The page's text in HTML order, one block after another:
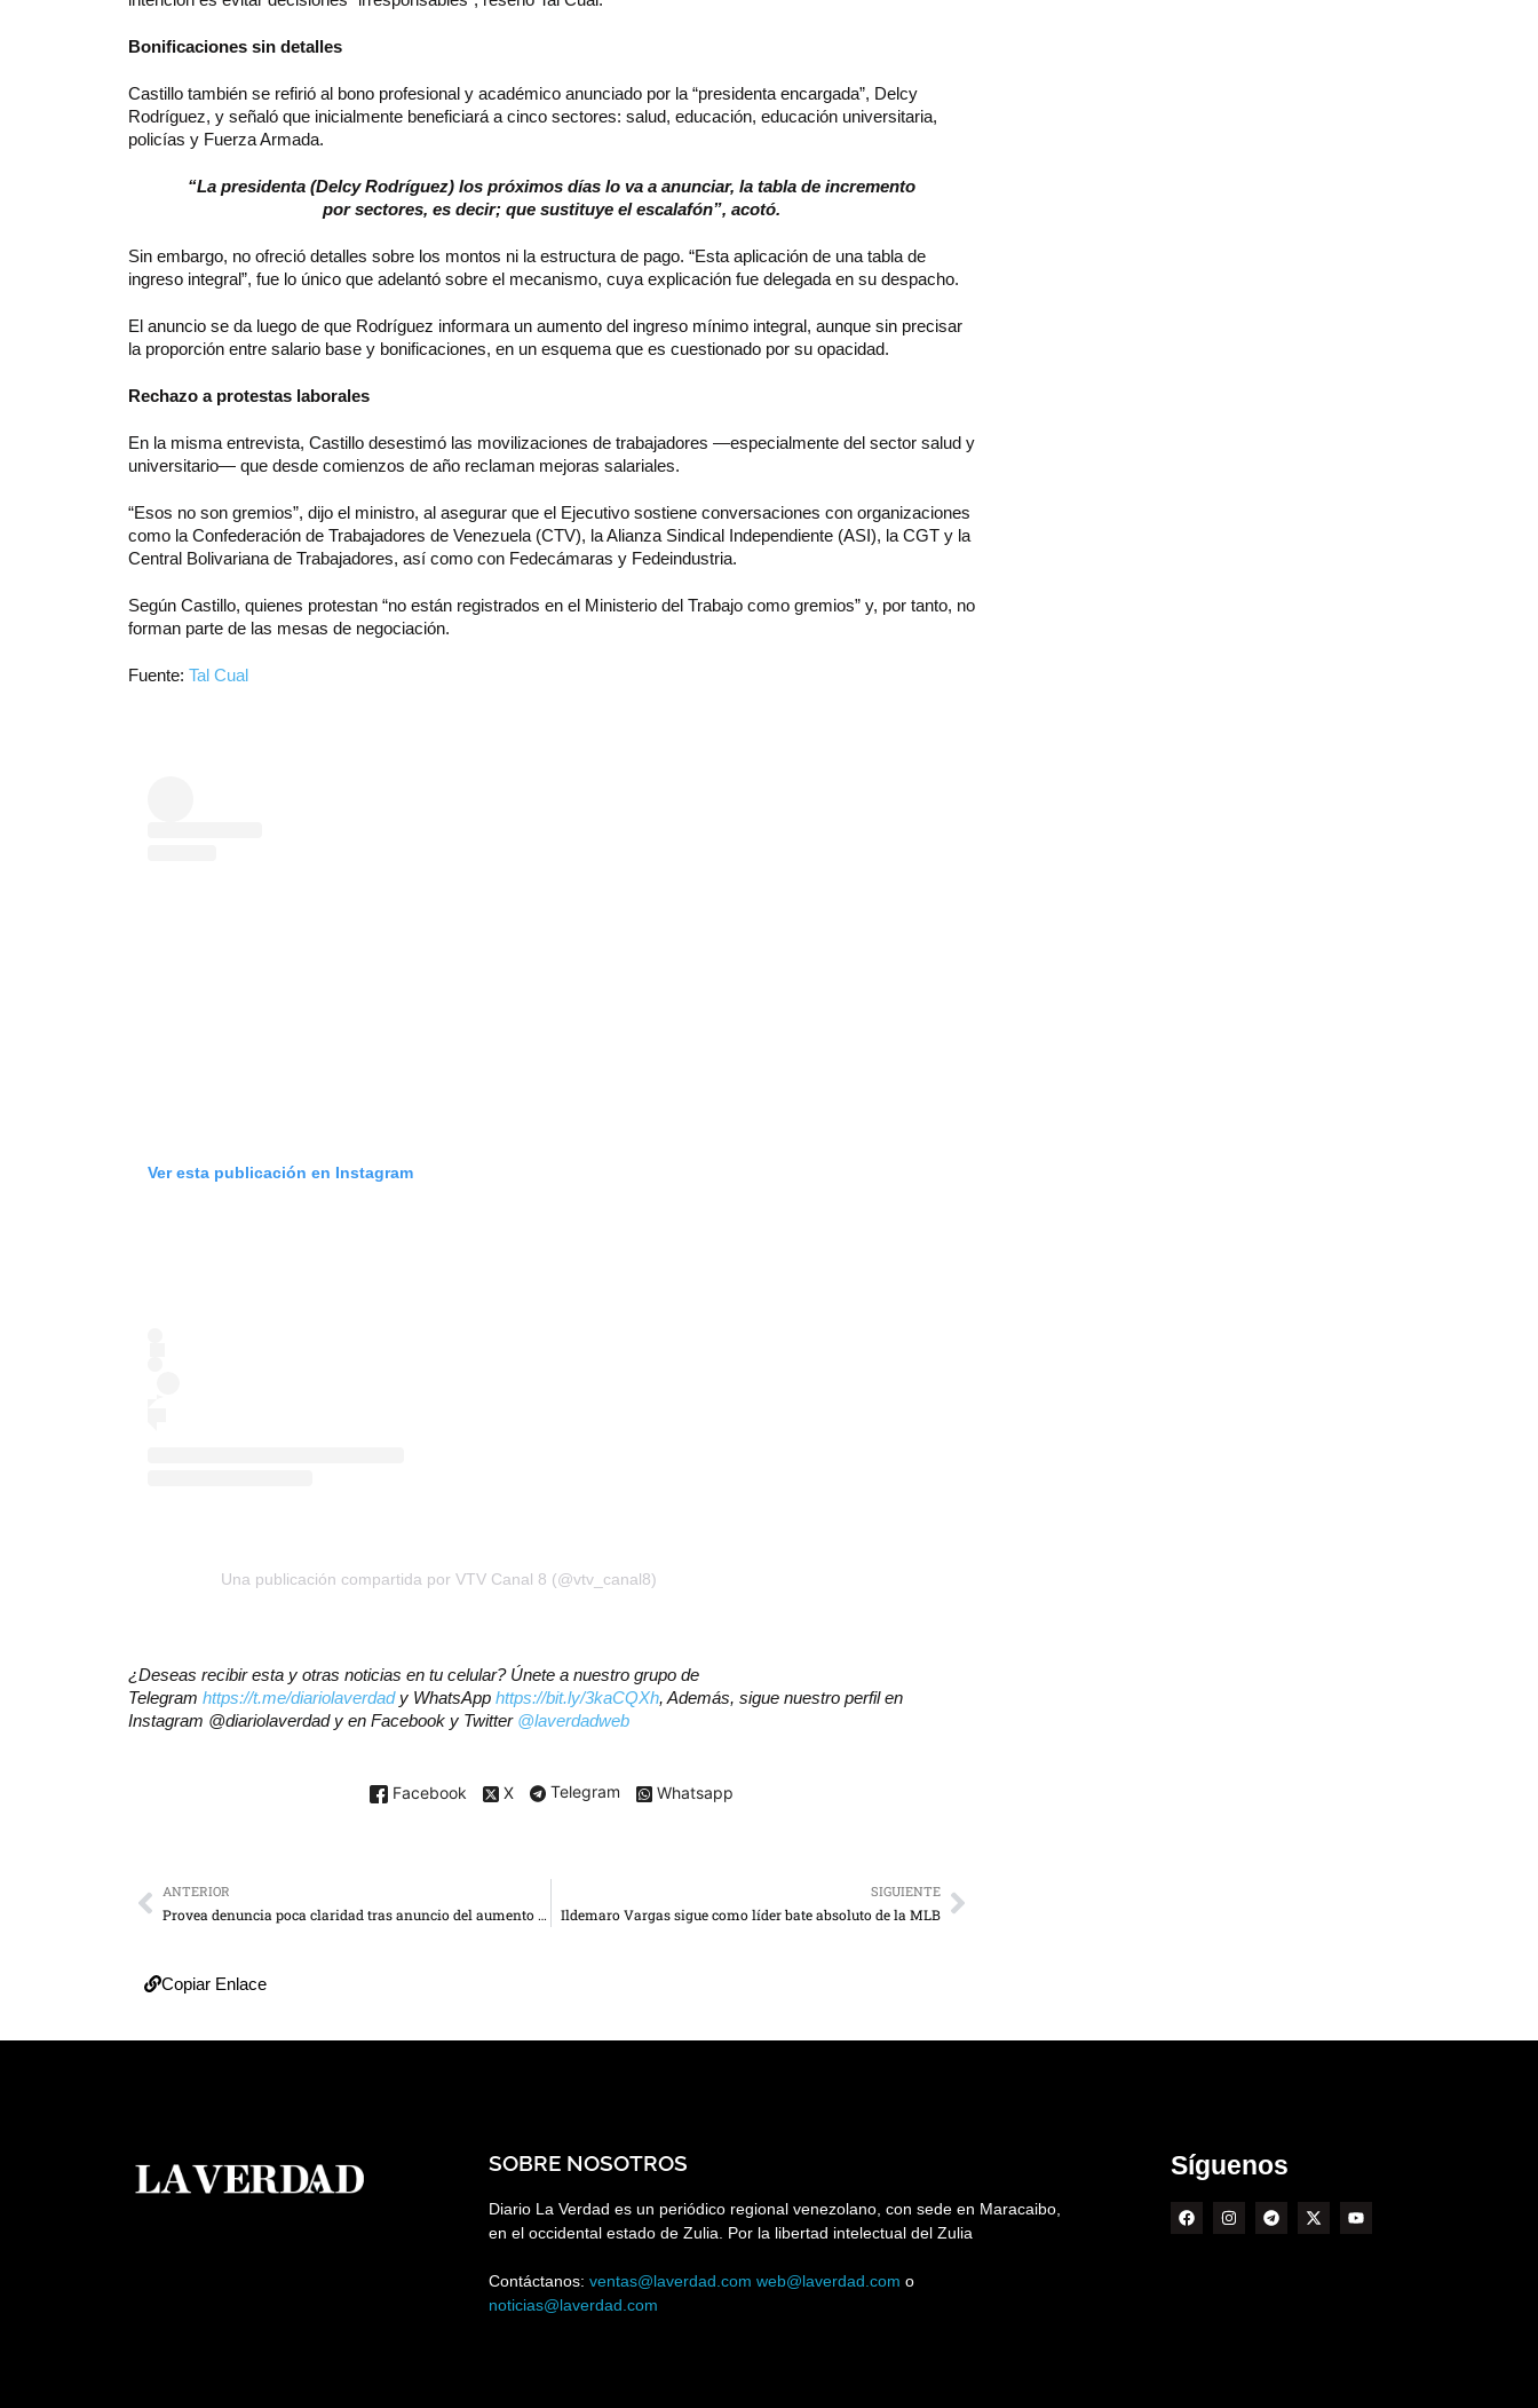
Bonificaciones sin detalles
Castillo también se refirió al bono profesional y académico anunciado por la “presidenta encargada”, Delcy
Rodríguez, y señaló que inicialmente beneficiará a cinco sectores: salud, educación, educación universitaria,
policías y Fuerza Armada.
“La presidenta (Delcy Rodríguez) los próximos días lo va a anunciar, la tabla de incremento
por sectores, es decir; que sustituye el escalafón”, acotó.
Sin embargo, no ofreció detalles sobre los montos ni la estructura de pago. “Esta aplicación de una tabla de
ingreso integral”, fue lo único que adelantó sobre el mecanismo, cuya explicación fue delegada en su despacho.
El anuncio se da luego de que Rodríguez informara un aumento del ingreso mínimo integral, aunque sin precisar
la proporción entre salario base y bonificaciones, en un esquema que es cuestionado por su opacidad.
Rechazo a protestas laborales
En la misma entrevista, Castillo desestimó las movilizaciones de trabajadores —especialmente del sector salud y
universitario— que desde comienzos de año reclaman mejoras salariales.
“Esos no son gremios”, dijo el ministro, al asegurar que el Ejecutivo sostiene conversaciones con organizaciones
como la Confederación de Trabajadores de Venezuela (CTV), la Alianza Sindical Independiente (ASI), la CGT y la
Central Bolivariana de Trabajadores, así como con Fedecámaras y Fedeindustria.
Según Castillo, quienes protestan “no están registrados en el Ministerio del Trabajo como gremios” y, por tanto, no
forman parte de las mesas de negociación.
Fuente: Tal Cual
Ver esta publicación en Instagram
Una publicación compartida por VTV Canal 8 (@vtv_canal8)
¿Deseas recibir esta y otras noticias en tu celular? Únete a nuestro grupo de
Telegram https://t.me/diariolaverdady WhatsApp https://bit.ly/3kaCQXh, Además, sigue nuestro perfil en
Instagram @diariolaverdad y en Facebook y Twitter @laverdadweb
Facebook X Telegram Whatsapp
ANTERIOR
Provea denuncia poca claridad tras anuncio del aumento del ingreso mínimo integral
SIGUIENTE
Ildemaro Vargas sigue como líder bate absoluto de la MLB
Copiar Enlace
SOBRE NOSOTROS
Diario La Verdad es un periódico regional venezolano, con sede en Maracaibo,
en el occidental estado de Zulia. Por la libertad intelectual del Zulia
Contáctanos: ventas@laverdad.com web@laverdad.com o
noticias@laverdad.com
Síguenos